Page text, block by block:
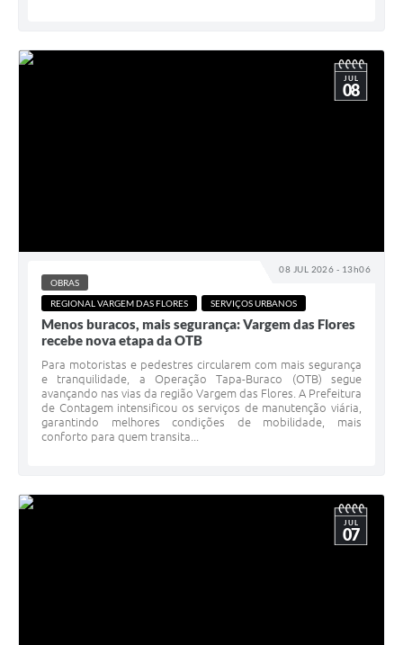
08 JUL 2026 - 13h06
JUL
08
OBRAS
REGIONAL VARGEM DAS FLORES
SERVIÇOS URBANOS
Menos buracos, mais segurança: Vargem das Flores
recebe nova etapa da OTB
Para motoristas e pedestres circularem com mais segurança
e tranquilidade, a Operação Tapa-Buraco (OTB) segue
avançando nas vias da região Vargem das Flores. A Prefeitura
de Contagem intensificou os serviços de manutenção viária,
garantindo melhores condições de mobilidade, mais
conforto para quem transita...
JUL
07